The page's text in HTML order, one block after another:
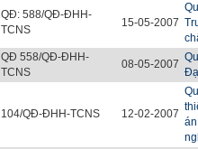
QĐ: 588/QĐ-ĐHH-
TCNS
15-05-2007
QĐ 558/QĐ-ĐHH-
TCNS
08-05-2007
104/QĐ-ĐHH-TCNS 12-02-2007